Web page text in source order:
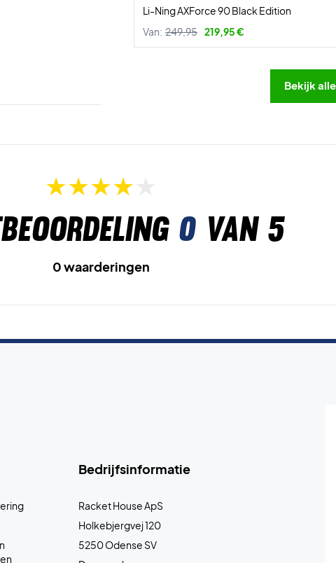
Li-Ning AXForce 90 Black Edition
Van: 249,95 219,95 €
Bekijk
0van 5
0 waarderingen
Bedrijfsinformatie
Racket House ApS
Holkebjergvej 120
5250 Odense SV